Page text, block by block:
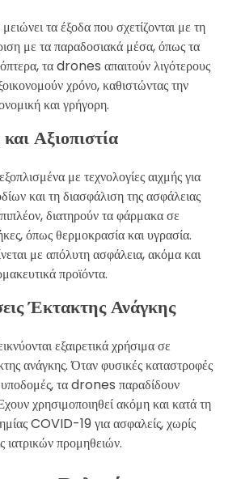
τα έξοδα που σχετίζονται με τη
με τα παραδοσιακά μέσα, όπως τα
τα drones απαιτούν λιγότερους
χρόνο, καθιστώντας την
και γρήγορη.
Αξιοπιστία
με τεχνολογίες αιχμής για
και τη διασφάλιση της ασφάλειας
διατηρούν τα φάρμακα σε
όπως θερμοκρασία και υγρασία.
με απόλυτη ασφάλεια, ακόμα και
προϊόντα.
Έκτακτης Ανάγκης
εξαιρετικά χρήσιμα σε
ανάγκης. Όταν φυσικές καταστροφές
υποδομές, τα drones παραδίδουν
χρησιμοποιηθεί ακόμη και κατά τη
COVID-19 για ασφαλείς, χωρίς
ιατρικών προμηθειών.